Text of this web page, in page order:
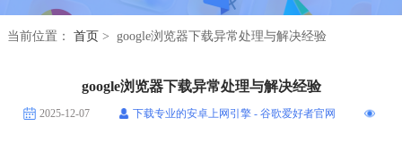
当前位置： 首页 > google浏览器下载异常处理与解决经验
google浏览器下载异常处理与解决经验
2025-12-07 下载专业的安卓上网引擎 - 谷歌爱好者官网